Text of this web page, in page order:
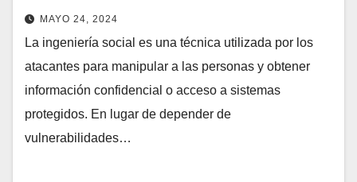
MAYO 24, 2024
La ingeniería social es una técnica utilizada por los
atacantes para manipular a las personas y obtener
información confidencial o acceso a sistemas
protegidos. En lugar de depender de
vulnerabilidades…